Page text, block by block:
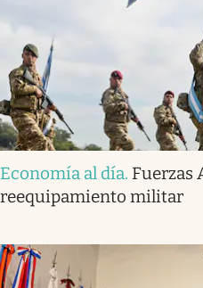
Economía al día. Fuerzas
reequipamiento militar